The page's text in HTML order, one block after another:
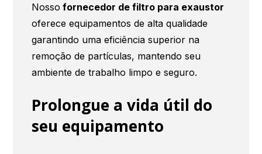
Nosso fornecedor de filtro para exaustor
oferece equipamentos de alta qualidade
garantindo uma eficiência superior na
remoção de partículas, mantendo seu
ambiente de trabalho limpo e seguro.
Prolongue a vida útil do
seu equipamento